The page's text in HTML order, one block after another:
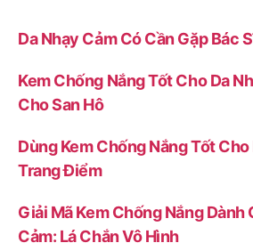
Da Nhạy Cảm Có Cần Gặp Bác
Kem Chống Nắng Tốt Cho Da
Cho San Hô
Dùng Kem Chống Nắng Tốt
Trang Điểm
Giải Mã Kem Chống Nắng Dành
Cảm: Lá Chắn Vô Hình